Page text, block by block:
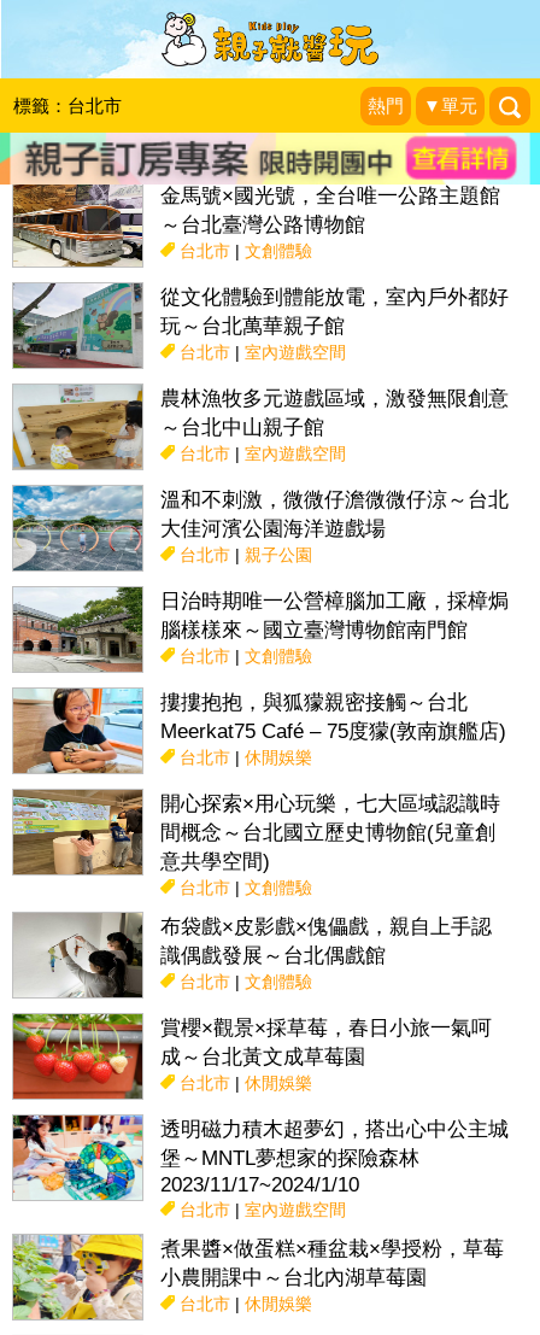
標籤：台北市 熱門 ▼單元
搜尋目前位置》
話題： 親子活動＆展覽 親子餐廳 特色國小 親子露營地
金馬號×國光號，全台唯一公路主題館
～台北臺灣公路博物館
台北市| 文創體驗
從文化體驗到體能放電，室內戶外都好
玩～台北萬華親子館
台北市| 室內遊戲空間
農林漁牧多元遊戲區域，激發無限創意
～台北中山親子館
台北市| 室內遊戲空間
溫和不刺激，微微仔澹微微仔涼～台北
大佳河濱公園海洋遊戲場
台北市| 親子公園
日治時期唯一公營樟腦加工廠，採樟焗
腦樣樣來～國立臺灣博物館南門館
台北市| 文創體驗
摟摟抱抱，與狐獴親密接觸～台北
Meerkat75 Café – 75度獴(敦南旗艦店)
台北市| 休閒娛樂
開心探索×用心玩樂，七大區域認識時
間概念～台北國立歷史博物館(兒童創
意共學空間)
台北市| 文創體驗
布袋戲×皮影戲×傀儡戲，親自上手認
識偶戲發展～台北偶戲館
台北市| 文創體驗
賞櫻×觀景×採草莓，春日小旅一氣呵
成～台北黃文成草莓園
台北市| 休閒娛樂
透明磁力積木超夢幻，搭出心中公主城
堡～MNTL夢想家的探險森林
2023/11/17~2024/1/10
台北市| 室內遊戲空間
煮果醬×做蛋糕×種盆栽×學授粉，草莓
小農開課中～台北內湖草莓園
台北市| 休閒娛樂